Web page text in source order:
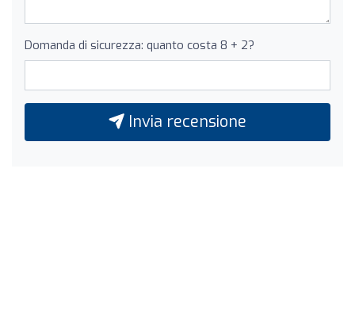
Domanda di sicurezza: quanto costa 8 + 2?
Invia recensione